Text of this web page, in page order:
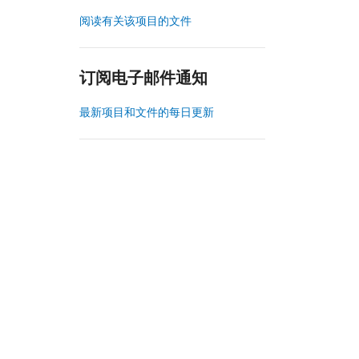
阅读有关该项目的文件
订阅电子邮件通知
最新项目和文件的每日更新